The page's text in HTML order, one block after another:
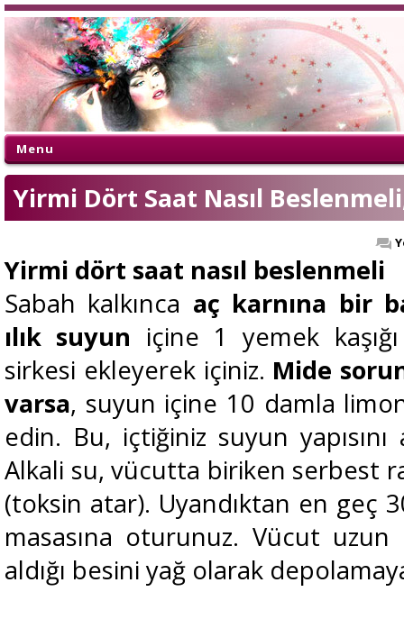
Menu
Yirmi Dört Saat Nasıl
Yirmi dört saat nasıl beslenmeli
Sabah kalkınca aç karnına bir
ılık suyun içine 1 yemek
sirkesi ekleyerek içiniz. Mide
varsa, suyun içine 10 damla
edin. Bu, içtiğiniz suyun
Alkali su, vücutta biriken serbest
(toksin atar). Uyandıktan en geç
masasına oturunuz. Vücut uzun
aldığı besini yağ olarak